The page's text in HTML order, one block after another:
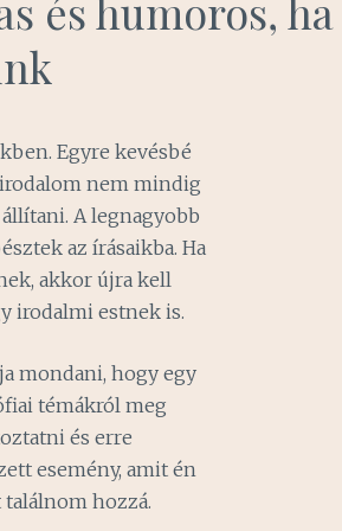
Egyre kevésbé
nem mindig
A legnagyobb
az írásaikba. Ha
akkor újra kell
irodalmi estnek is.
mondani, hogy egy
témákról meg
és erre
esemény, amit én
hozzá.